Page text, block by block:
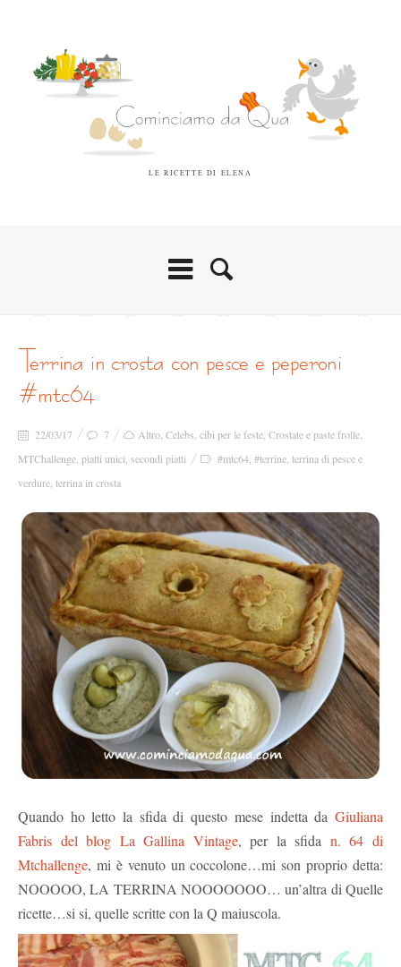
LE RICETTE DI ELENA
terrina in crosta con pesce e peperoni
#mtc64
22/03/17 7 Altro Celebs cibi per le feste Crostate e paste frolle
MTChallenge piatti unici secondi piatti #mtc64 #terrine terrina di pesce e
verdure terrina in crosta
Quando ho letto la sfida di questo mese indetta da Giuliana
Fabris del blog La Gallina Vintage, per la sfida n. 64 di
Mtchallenge, mi è venuto un coccolone…mi son proprio detta:
NOOOOO, LA TERRINA NOOOOOOO… un’altra di Quelle
ricette…si si, quelle scritte con la Q maiuscola.